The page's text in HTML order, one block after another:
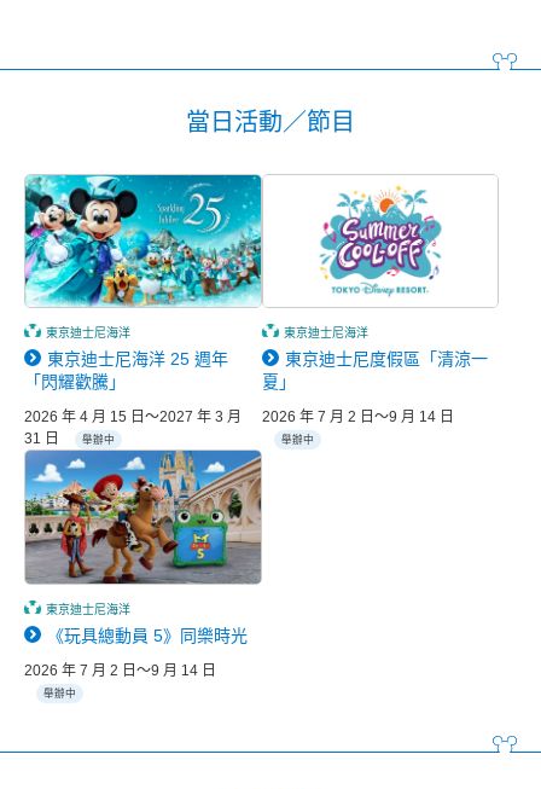
當日活動／節目
東京迪士尼海洋
東京迪士尼海洋 25 週年
「閃耀歡騰」
2026 年 4 月 15 日～2027 年 3 月
31 日
舉辦中
東京迪士尼海洋
東京迪士尼度假區「清涼一
夏」
2026 年 7 月 2 日～9 月 14 日
舉辦中
東京迪士尼海洋
《玩具總動員 5》同樂時光
2026 年 7 月 2 日～9 月 14 日
舉辦中